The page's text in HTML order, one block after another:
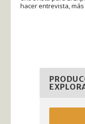
hacer entrevista,